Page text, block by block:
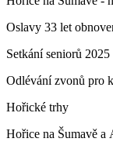
Oslavy 33 let
Setkání seniorů 2025
Odlévání zvonů pro
Hořické trhy
Hořice na Šumavě